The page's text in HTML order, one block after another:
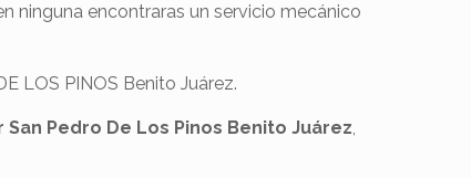
ninguna encontraras un servicio mecánico
LOS PINOS Benito Juárez.
Pedro De Los Pinos Benito Juárez,